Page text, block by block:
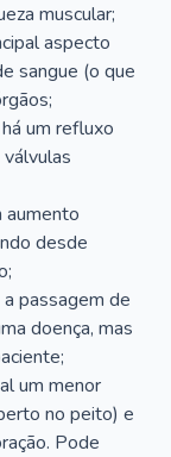
muscular;
aspecto
sangue (o que
um refluxo
aumento
desde
passagem de
doença, mas
um menor
no peito) e
Pode